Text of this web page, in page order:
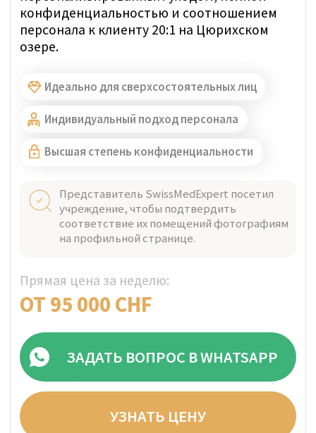
ЗАДАТЬ ВОПРОС В WHATSAPP
ЦЮРИХ, ШВЕЙЦАРИЯ
The Balance RehabClinic
Проверено
программы и поддерживающее
проживание для лечения психических
расстройств и зависимостей,
обеспечивающие персонализированный
междисциплинарное лечение.
Идеально для сверхсостоятельных лиц